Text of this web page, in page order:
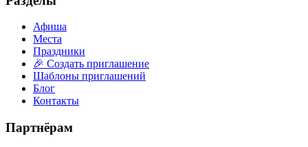
Афиша
Места
Праздники
🎉 Создать приглашение
Шаблоны приглашений
Блог
Контакты
Партнёрам